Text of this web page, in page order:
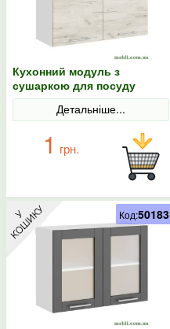
Кухонний модуль з
сушаркою для посуду
Еверест Еко 800 дуб крафт
білий/білий 80х30х58
Детальніше...
1 грн.
Код:50183